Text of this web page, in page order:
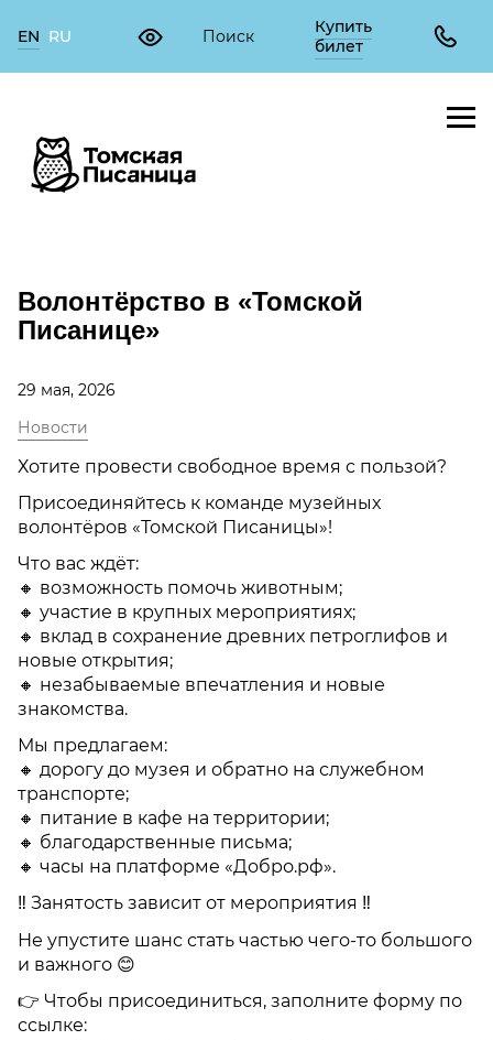
EN RU
Купить
билет
Волонтёрство в «Томской
Писанице»
29 мая, 2026
Новости
Хотите провести свободное время с пользой?
Присоединяйтесь к команде музейных
волонтёров «Томской Писаницы»!
Что вас ждёт:
🔸 возможность помочь животным;
🔸 участие в крупных мероприятиях;
🔸 вклад в сохранение древних петроглифов и
новые открытия;
🔸 незабываемые впечатления и новые
знакомства.
Мы предлагаем:
🔸 дорогу до музея и обратно на служебном
транспорте;
🔸 питание в кафе на территории;
🔸 благодарственные письма;
🔸 часы на платформе «Добро.рф».
‼ Занятость зависит от мероприятия ‼
Не упустите шанс стать частью чего‑то большого
и важного 😊
👉 Чтобы присоединиться, заполните форму по
ссылке: